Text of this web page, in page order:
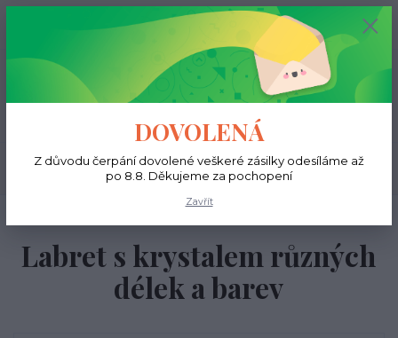
Menu
Hledat
(Po-Ne, 9-18 hod.)
0 ks
0 Kč
Labret s krystalem různých
délek a barev
DOVOLENÁ
Z důvodu čerpání dovolené veškeré zásilky odesíláme až
po 8.8. Děkujeme za pochopení
Zavřít